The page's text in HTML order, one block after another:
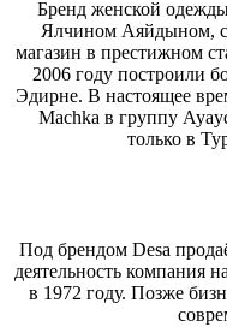
Бренд женской
Ялчином Аяйдыном,
магазин в престижном
2006 году построили
Эдирне. В настоящее
Machka в группу
только в
Под брендом Desa
деятельность компания
в 1972 году. Позже